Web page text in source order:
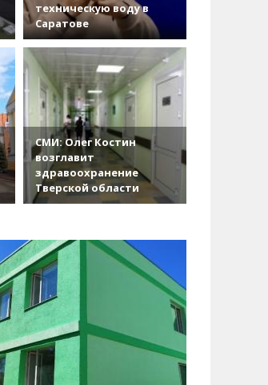
техническую воду в
Саратове
СМИ: Олег Костин
возглавит
здравоохранение
Тверской области